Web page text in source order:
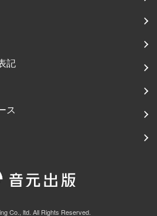
記
ス
Co., ltd. All Rights Reserved.